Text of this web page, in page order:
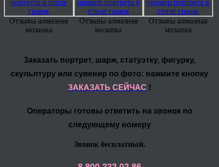
Отзывы алмазная
мозаика
Отзывы алмазная
мозаика
Отзывы алмазная
мозаика
Заказать портрет, шарж, статуэтку, фигурку,
скульптуру или сувенир по фото: нажмите кнопку
ЗАКАЗАТЬ СЕЙЧАС !
Операторы готовы ответить на звонок по
следующему номеру
Звонок бесплатный.